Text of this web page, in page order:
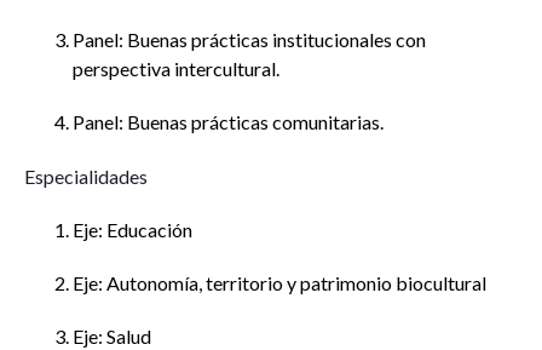
Panel: Buenas prácticas institucionales con
perspectiva intercultural.
Panel: Buenas prácticas comunitarias.
Especialidades
Eje: Educación
Eje: Autonomía, territorio y patrimonio biocultural
Eje: Salud